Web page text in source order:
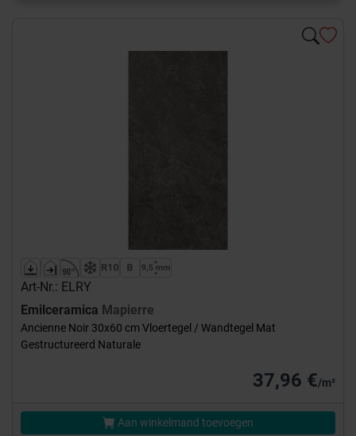
Art-Nr.: ELRY
Emilceramica Mapierre
Ancienne Noir 30x60 cm Vloertegel / Wandtegel Mat
Gestructureerd Naturale
37,96 €/m²
Aan winkelmand toevoegen